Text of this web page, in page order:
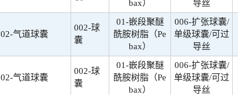
bax）
导丝
02-气道球囊
002-球
囊
01-嵌段聚醚
酰胺树脂（Pe
bax）
006-扩张球囊/
单级球囊/可过
导丝
02-气道球囊
002-球
囊
01-嵌段聚醚
酰胺树脂（Pe
bax）
006-扩张球囊/
单级球囊/可过
导丝